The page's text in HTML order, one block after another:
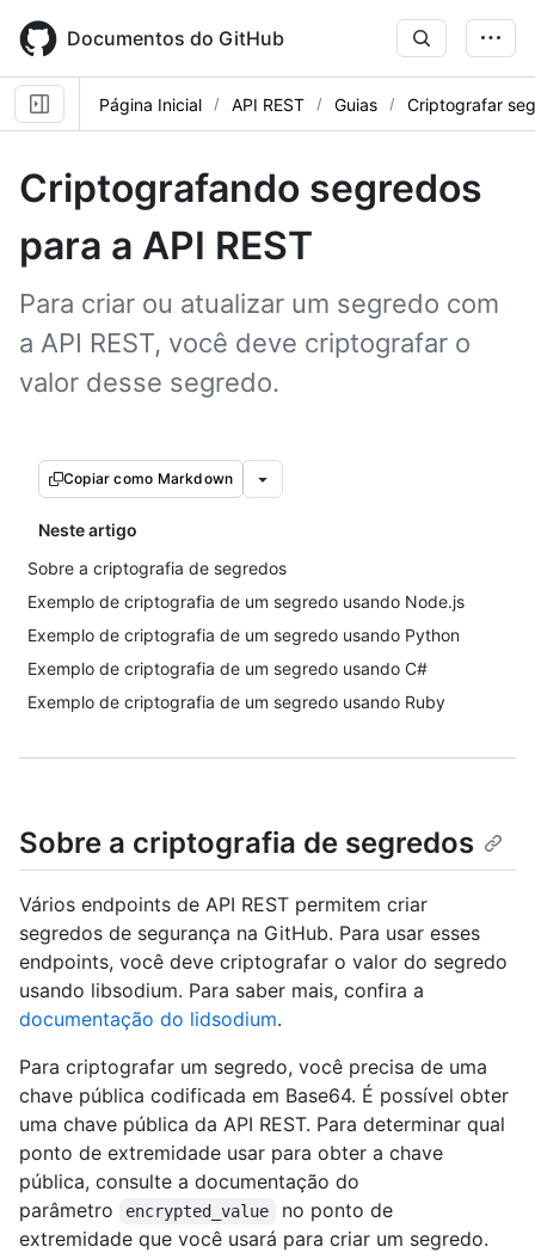
main
content
Documentos do GitHub
Página Inicial API REST Guias Criptografar
Criptografando segredos
para a API REST
Para criar ou atualizar um segredo com
a API REST, você deve criptografar o
valor desse segredo.
Copiar como Markdown
Neste artigo
Sobre a criptografia de segredos
Exemplo de criptografia de um segredo usando Node.js
Exemplo de criptografia de um segredo usando Python
Exemplo de criptografia de um segredo usando C#
Exemplo de criptografia de um segredo usando Ruby
Sobre a criptografia de segredos
Vários endpoints de API REST permitem criar
segredos de segurança na GitHub. Para usar esses
endpoints, você deve criptografar o valor do segredo
usando libsodium. Para saber mais, confira a
documentação do lidsodium.
Para criptografar um segredo, você precisa de uma
chave pública codificada em Base64. É possível obter
uma chave pública da API REST. Para determinar qual
ponto de extremidade usar para obter a chave
pública, consulte a documentação do
parâmetro
encrypted_value
no ponto de
extremidade que você usará para criar um segredo.